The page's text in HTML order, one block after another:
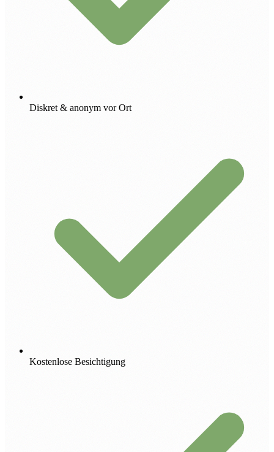
Diskret & anonym vor Ort
Kostenlose Besichtigung